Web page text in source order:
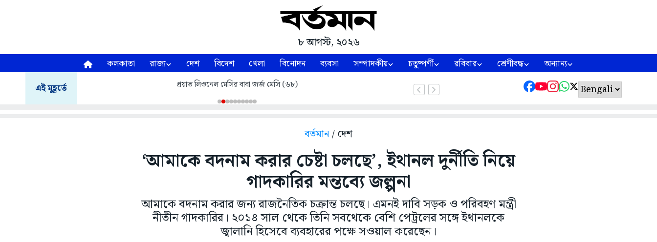
৮ আগস্ট, ২০২৬
কলকাতা রাজ্য দেশ বিদেশ খেলা বিনোদন ব্যবসা সম্পাদকীয় চতুষ্পর্ণী রবিবার শ্রেণীবদ্ধ অন্যান্য
এই মুহূর্তে প্রয়াত লিওনেল মেসির বাবা জর্জ মেসি (৬৮)
বর্তমান/ দেশ
‘আমাকে বদনাম করার চেষ্টা চলছে’, ইথানল দুর্নীতি নিয়ে
গাদকারির মন্তব্যে জল্পনা
আমাকে বদনাম করার জন্য রাজনৈতিক চক্রান্ত চলছে। এমনই দাবি সড়ক ও পরিবহণ মন্ত্রী
নীতীন গাদকারির। ২০১৪ সাল থেকে তিনি সবথেকে বেশি পেট্রলের সঙ্গে ইথানলকে
জ্বালানি হিসেবে ব্যবহারের পক্ষে সওয়াল করেছেন।